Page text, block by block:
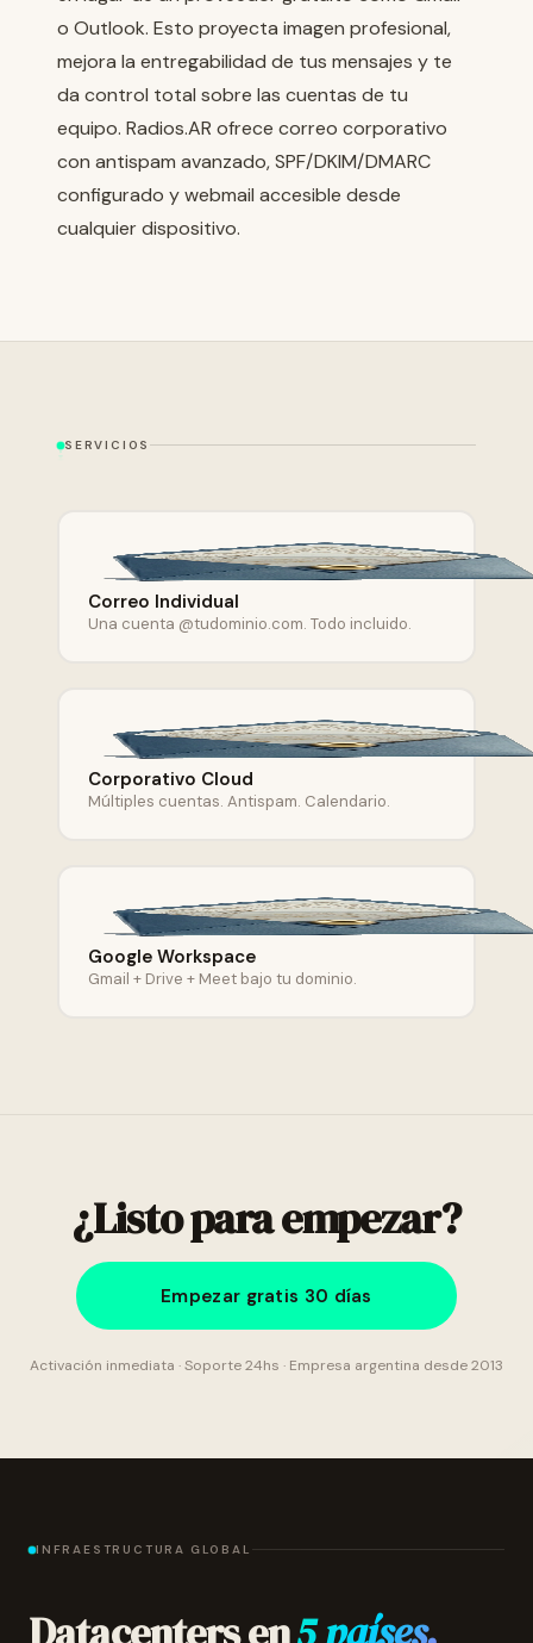
o Outlook. Esto proyecta imagen profesional,
mejora la entregabilidad de tus mensajes y te
da control total sobre las cuentas de tu
equipo. Radios.AR ofrece correo corporativo
con antispam avanzado, SPF/DKIM/DMARC
configurado y webmail accesible desde
cualquier dispositivo.
SERVICIOS
Correo Individual
Una cuenta @tudominio.com. Todo incluido.
Corporativo Cloud
Múltiples cuentas. Antispam. Calendario.
Google Workspace
Gmail + Drive + Meet bajo tu dominio.
¿Listo para empezar?
Empezar gratis 30 días
Activación inmediata · Soporte 24hs · Empresa argentina desde 2013
INFRAESTRUCTURA GLOBAL